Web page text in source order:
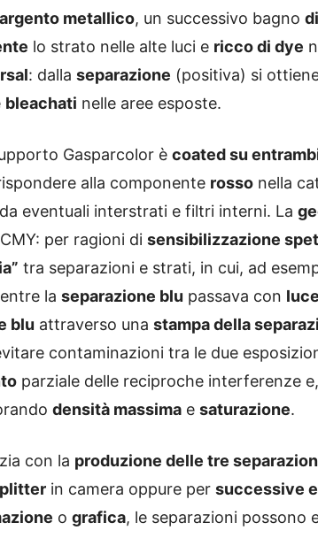
argento metallico, un successivo bagno
lo strato nelle alte luci e ricco di dye
: dalla separazione (positiva) si
bleachati nelle aree esposte.
Gasparcolor è coated su
alla componente rosso nella
eventuali interstrati e filtri interni. La
per ragioni di sensibilizzazione
tra separazioni e strati, in cui, ad
la separazione blu passava con
blu attraverso una stampa della
contaminazioni tra le due
parziale delle reciproche interferenze
densità massima e saturazione.
con la produzione delle tre
in camera oppure per successive
o grafica, le separazioni possono